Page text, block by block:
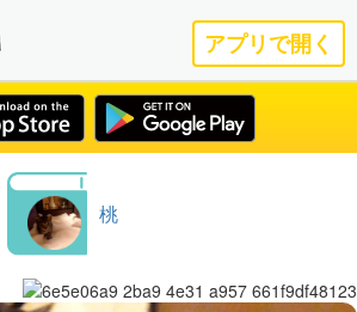
アプリで開く
桃